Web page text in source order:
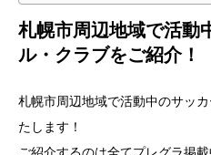
札幌市周辺地域で活動
ル・クラブをご紹介！
札幌市周辺地域で活動中のサッ
たします！